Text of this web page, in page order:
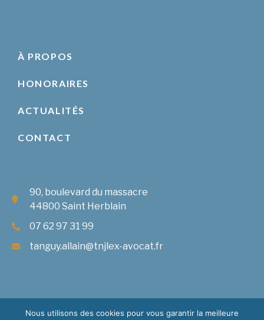
À PROPOS
HONORAIRES
ACTUALITÉS
CONTACT
90, boulevard du massacre
44800 Saint Herblain
07 62 97 31 99
tanguy.allain@tnjlex-avocat.fr
Nous utilisons des cookies pour vous garantir la meilleure